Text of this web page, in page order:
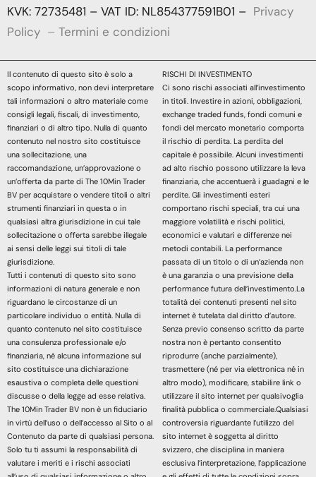
KVK: 72735481 – VAT ID: NL854377591B01 – Privacy
Policy – Termini e condizioni
Il contenuto di questo sito è solo a
scopo informativo, non devi interpretare
tali informazioni o altro materiale come
consigli legali, fiscali, di investimento,
finanziari o di altro tipo. Nulla di quanto
contenuto nel nostro sito costituisce
una sollecitazione, una
raccomandazione, un’approvazione o
un’offerta da parte di The 10Min Trader
BV per acquistare o vendere titoli o altri
strumenti finanziari in questa o in
qualsiasi altra giurisdizione in cui tale
sollecitazione o offerta sarebbe illegale
ai sensi delle leggi sui titoli di tale
giurisdizione.
Tutti i contenuti di questo sito sono
informazioni di natura generale e non
riguardano le circostanze di un
particolare individuo o entità. Nulla di
quanto contenuto nel sito costituisce
una consulenza professionale e/o
finanziaria, né alcuna informazione sul
sito costituisce una dichiarazione
esaustiva o completa delle questioni
discusse o della legge ad esse relativa.
The 10Min Trader BV non è un fiduciario
in virtù dell’uso o dell’accesso al Sito o al
Contenuto da parte di qualsiasi persona.
Solo tu ti assumi la responsabilità di
valutare i meriti e i rischi associati
RISCHI DI INVESTIMENTO
Ci sono rischi associati all’investimento
in titoli. Investire in azioni, obbligazioni,
exchange traded funds, fondi comuni e
fondi del mercato monetario comporta
il rischio di perdita. La perdita del
capitale è possibile. Alcuni investimenti
ad alto rischio possono utilizzare la leva
finanziaria, che accentuerà i guadagni e le
perdite. Gli investimenti esteri
comportano rischi speciali, tra cui una
maggiore volatilità e rischi politici,
economici e valutari e differenze nei
metodi contabili. La performance
passata di un titolo o di un’azienda non
è una garanzia o una previsione della
performance futura dell’investimento.La
totalità dei contenuti presenti nel sito
internet è tutelata dal diritto d’autore.
Senza previo consenso scritto da parte
nostra non è pertanto consentito
riprodurre (anche parzialmente),
trasmettere (né per via elettronica né in
altro modo), modificare, stabilire link o
utilizzare il sito internet per qualsivoglia
finalità pubblica o commerciale.Qualsiasi
controversia riguardante l’utilizzo del
sito internet è soggetta al diritto
svizzero, che disciplina in maniera
esclusiva l’interpretazione, l’applicazione